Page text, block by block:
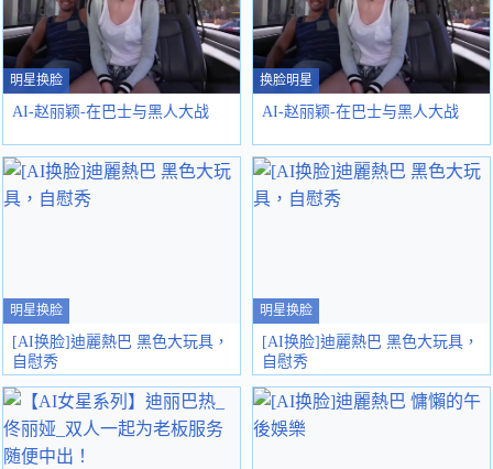
明星换脸
AI-赵丽颖-在巴士与黑人大战
换脸明星
AI-赵丽颖-在巴士与黑人大战
明星换脸
[AI换脸]迪麗熱巴 黑色大玩具，
自慰秀
明星换脸
[AI换脸]迪麗熱巴 黑色大玩具，
自慰秀